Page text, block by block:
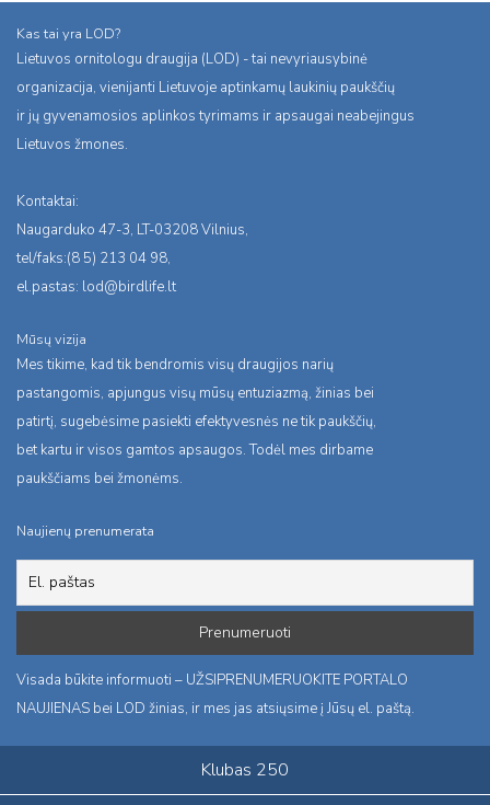
Kas tai yra LOD?
Lietuvos ornitologu draugija (LOD) - tai nevyriausybinė
organizacija, vienijanti Lietuvoje aptinkamų laukinių paukščių
ir jų gyvenamosios aplinkos tyrimams ir apsaugai neabejingus
Lietuvos žmones.
Kontaktai:
Naugarduko 47-3, LT-03208 Vilnius,
tel/faks:(8 5) 213 04 98,
el.pastas: lod@birdlife.lt
Mūsų vizija
Mes tikime, kad tik bendromis visų draugijos narių
pastangomis, apjungus visų mūsų entuziazmą, žinias bei
patirtį, sugebėsime pasiekti efektyvesnės ne tik paukščių,
bet kartu ir visos gamtos apsaugos. Todėl mes dirbame
paukščiams bei žmonėms.
Naujienų prenumerata
Visada būkite informuoti – UŽSIPRENUMERUOKITE PORTALO
NAUJIENAS bei LOD žinias, ir mes jas atsiųsime į Jūsų el. paštą.
Klubas 250